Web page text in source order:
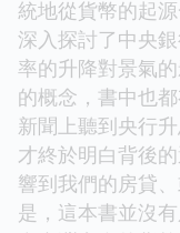
統地從貨幣的起
深入探討了中央
率的升降對景氣
的概念，書中也
新聞上聽到央行
才終於明白背後
響到我們的房貸
是，這本書並沒